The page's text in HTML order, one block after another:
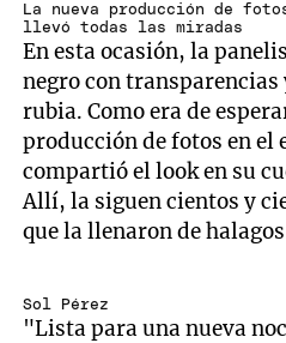
La nueva producción de
llevó todas las miradas
En esta ocasión, la
negro con
rubia. Como era de
producción de fotos en el
compartió el look en su
Allí, la siguen cientos y
que la llenaron de
Sol Pérez
"Lista para una nueva